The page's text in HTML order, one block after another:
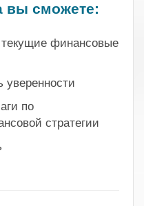
вы сможете:
текущие финансовые
уверенности
по
стратегии